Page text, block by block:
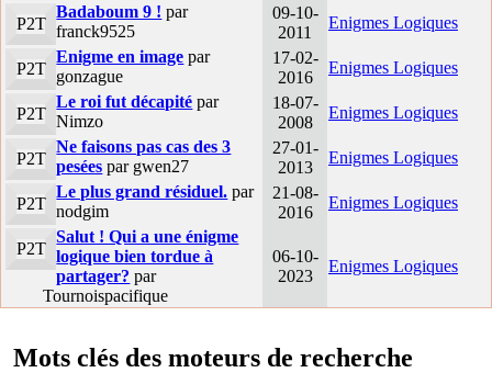
P2T
Badaboum 9 ! par
franck9525
09-10-
2011
Enigmes Logiques
P2T
Enigme en image par
gonzague
17-02-
2016
Enigmes Logiques
P2T
Le roi fut décapité par
Nimzo
18-07-
2008
Enigmes Logiques
P2T
Ne faisons pas cas des 3
pesées par gwen27
27-01-
2013
Enigmes Logiques
P2T
Le plus grand résiduel. par
nodgim
21-08-
2016
Enigmes Logiques
P2T
Salut ! Qui a une énigme
logique bien tordue à
partager? par
Tournoispacifique
06-10-
2023
Enigmes Logiques
Mots clés des moteurs de recherche